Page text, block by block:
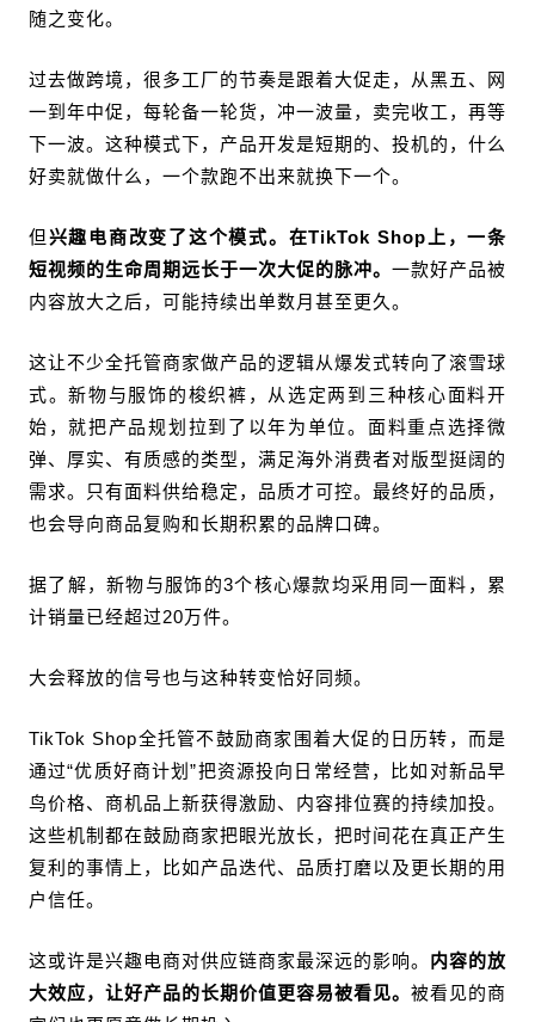
随之变化。
过去做跨境，很多工厂的节奏是跟着大促走，从黑五、网
一到年中促，每轮备一轮货，冲一波量，卖完收工，再等
下一波。这种模式下，产品开发是短期的、投机的，什么
好卖就做什么，一个款跑不出来就换下一个。
但兴趣电商改变了这个模式。在TikTok Shop上，一条
短视频的生命周期远长于一次大促的脉冲。 一款好产品被
内容放大之后，可能持续出单数月甚至更久。
这让不少全托管商家做产品的逻辑从爆发式转向了滚雪球
式。新物与服饰的梭织裤，从选定两到三种核心面料开
始，就把产品规划拉到了以年为单位。面料重点选择微
弹、厚实、有质感的类型，满足海外消费者对版型挺阔的
需求。只有面料供给稳定，品质才可控。最终好的品质，
也会导向商品复购和长期积累的品牌口碑。
据了解，新物与服饰的3个核心爆款均采用同一面料，累
计销量已经超过20万件。
大会释放的信号也与这种转变恰好同频。
TikTok Shop全托管不鼓励商家围着大促的日历转，而是
通过“优质好商计划”把资源投向日常经营，比如对新品早
鸟价格、商机品上新获得激励、内容排位赛的持续加投。
这些机制都在鼓励商家把眼光放长，把时间花在真正产生
复利的事情上，比如产品迭代、品质打磨以及更长期的用
户信任。
这或许是兴趣电商对供应链商家最深远的影响。 内容的放
大效应，让好产品的长期价值更容易被看见。 被看见的商